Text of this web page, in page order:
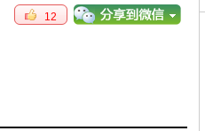
12